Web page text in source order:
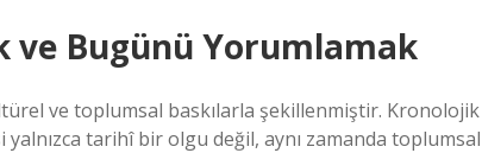
ve Bugünü Yorumlamak
ve toplumsal baskılarla şekillenmiştir. Kronolojik
tarihî bir olgu değil, aynı zamanda toplumsal